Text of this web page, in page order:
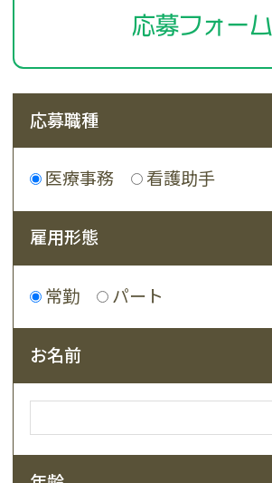
応募フォーム
応募職種
医療事務 看護助手
雇用形態
常勤 パート
お名前